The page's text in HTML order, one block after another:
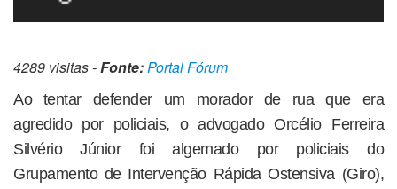
4289 visitas -Fonte:Portal Fórum
Ao tentar defender um morador de rua que era
agredido por policiais, o advogado Orcélio Ferreira
Silvério Júnior foi algemado por policiais do
Grupamento de Intervenção Rápida Ostensiva (Giro),